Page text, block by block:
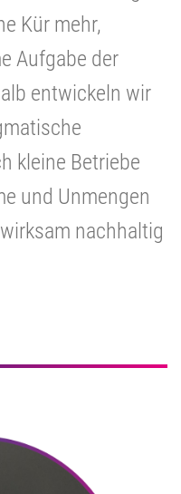
Kür mehr,
Aufgabe der
entwickeln wir
kleine Betriebe
und Unmengen
nachhaltig